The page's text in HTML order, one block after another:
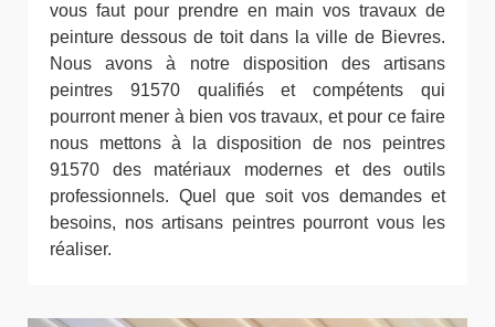
vous faut pour prendre en main vos travaux de
peinture dessous de toit dans la ville de Bievres.
Nous avons à notre disposition des artisans
peintres 91570 qualifiés et compétents qui
pourront mener à bien vos travaux, et pour ce faire
nous mettons à la disposition de nos peintres
91570 des matériaux modernes et des outils
professionnels. Quel que soit vos demandes et
besoins, nos artisans peintres pourront vous les
réaliser.